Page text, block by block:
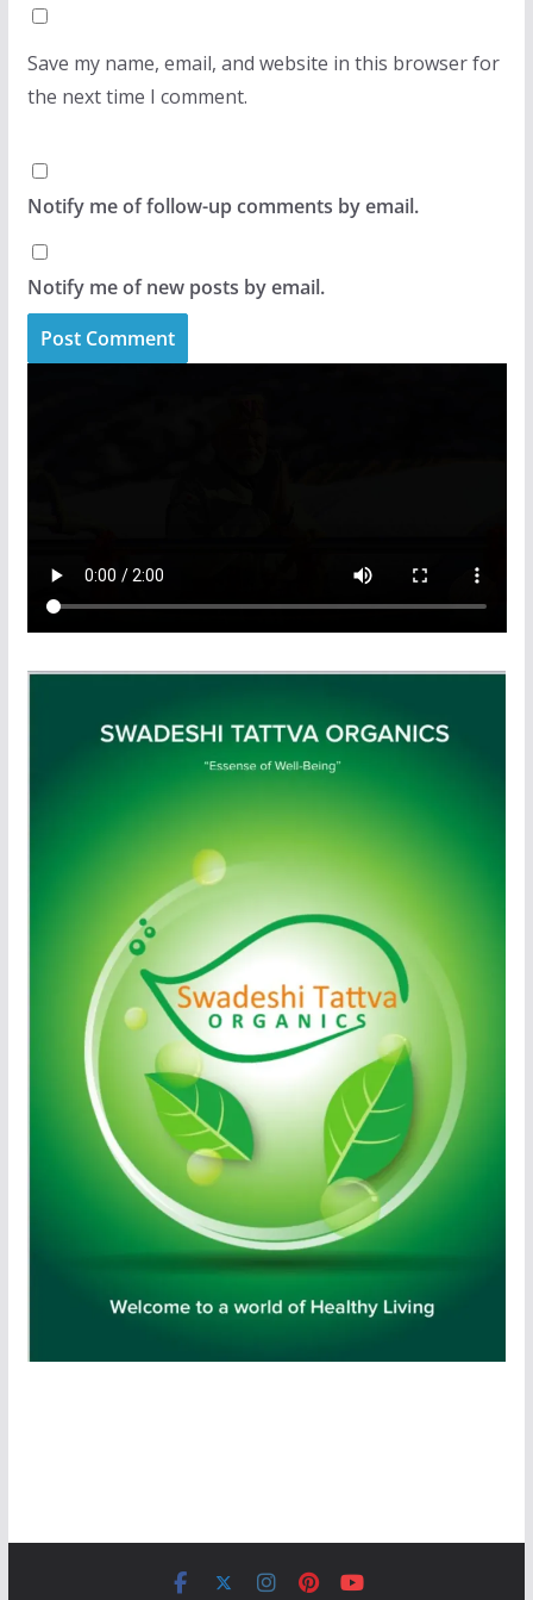
Save my name, email, and website in this browser for
the next time I comment.
Notify me of follow-up comments by email.
Notify me of new posts by email.